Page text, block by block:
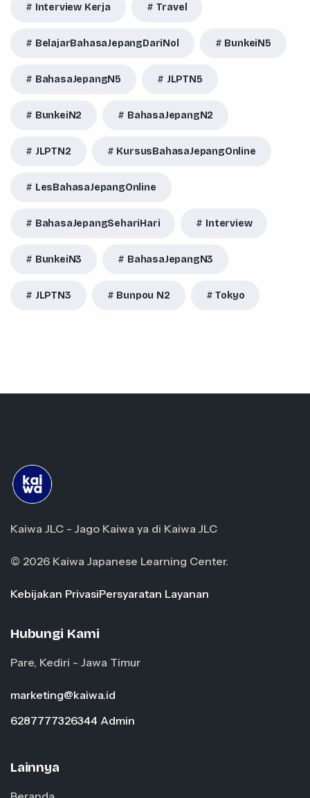
Interview Kerja Travel
BelajarBahasaJepangDariNol BunkeiN5
BahasaJepangN5 JLPTN5
BunkeiN2 BahasaJepangN2
JLPTN2 KursusBahasaJepangOnline
LesBahasaJepangOnline
BahasaJepangSehariHari Interview
BunkeiN3 BahasaJepangN3
JLPTN3 Bunpou N2 Tokyo
Kaiwa JLC - Jago Kaiwa ya di Kaiwa JLC
© 2026 Kaiwa Japanese Learning Center.
Kebijakan PrivasiPersyaratan Layanan
Hubungi Kami
Pare, Kediri - Jawa Timur
marketing@kaiwa.id
6287777326344 Admin
Lainnya